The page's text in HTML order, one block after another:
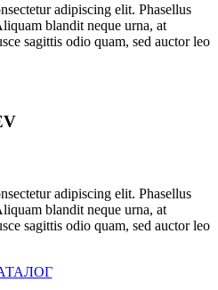
adipiscing elit. Phasellus
blandit neque urna, at
sagittis odio quam, sed auctor leo
adipiscing elit. Phasellus
blandit neque urna, at
sagittis odio quam, sed auctor leo